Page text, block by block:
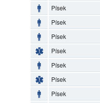
Písek
Písek
Písek
Písek
Písek
Písek
Písek